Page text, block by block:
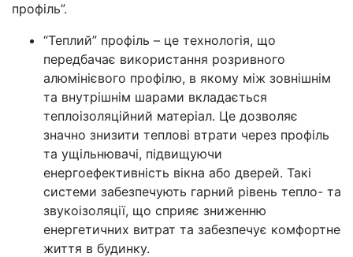
профіль”.
“Теплий” профіль – це технологія, що
передбачає використання розривного
алюмінієвого профілю, в якому між зовнішнім
та внутрішнім шарами вкладається
теплоізоляційний матеріал. Це дозволяє
значно знизити теплові втрати через профіль
та ущільнювачі, підвищуючи
енергоефективність вікна або дверей. Такі
системи забезпечують гарний рівень тепло- та
звукоізоляції, що сприяє зниженню
енергетичних витрат та забезпечує комфортне
життя в будинку.